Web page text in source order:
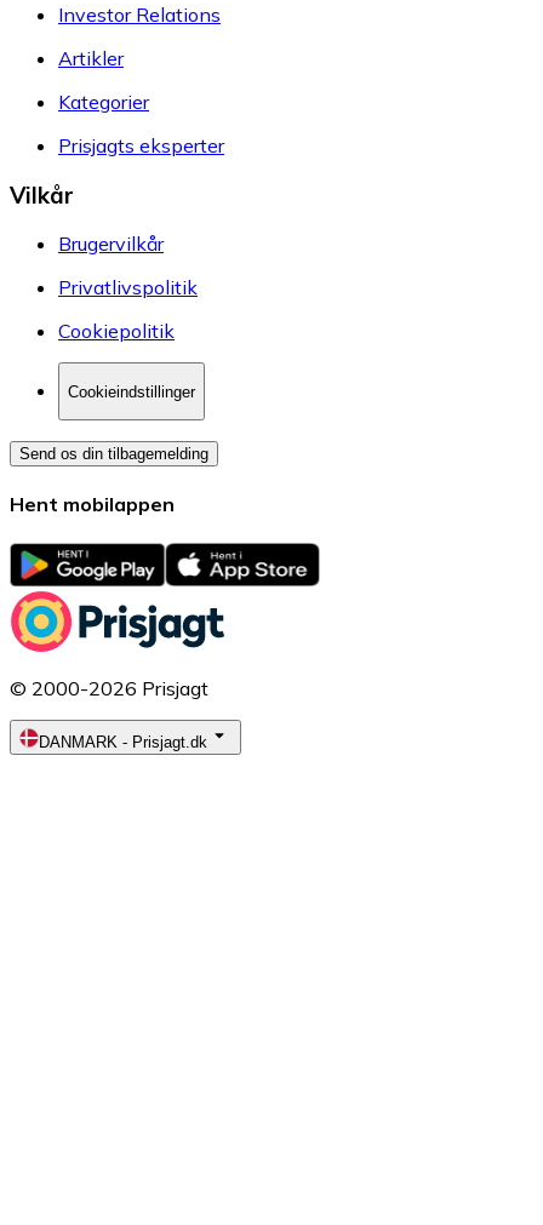
Investor Relations
Artikler
Kategorier
Prisjagts eksperter
Vilkår
Brugervilkår
Privatlivspolitik
Cookiepolitik
Cookieindstillinger
Send os din tilbagemelding
Hent mobilappen
© 2000-2026 Prisjagt
DANMARK - Prisjagt.dk